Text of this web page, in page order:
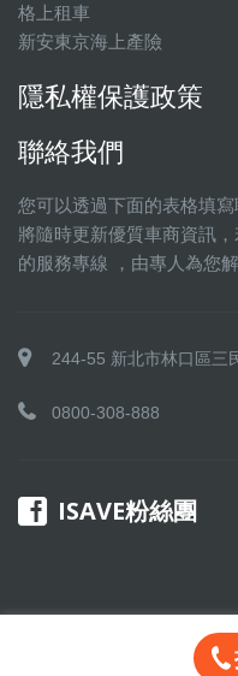
格上租車
新安東京海上產險
隱私權保護政策
聯絡我們
您可以透過下面的表格填
將隨時更新優質車商資訊
的服務專線 ，由專人為您解
244-55 新北市林口區三
0800-308-888
ISAVE粉絲團
Copyright © 2016